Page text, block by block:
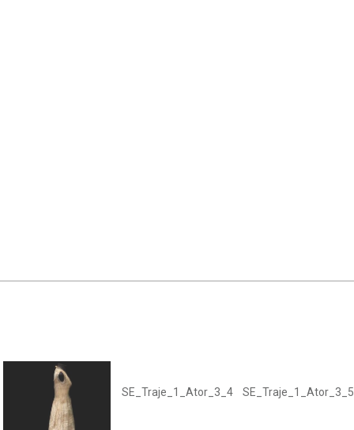
SE_Traje_1_Ator_3_4 SE_Traje_1_Ator_3_5